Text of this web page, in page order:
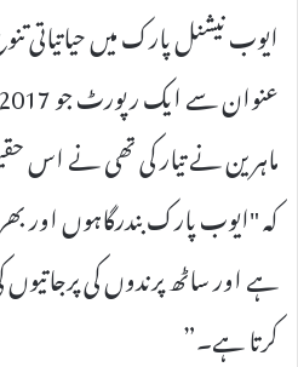
ایوب نیشنل پارک میں حیاتیاتی
ماہرین نے تیار کی تھی نے اس
کہ "ایوب پارک بندرگاہوں اور
ہے اور ساٹھ پرندوں کی
کرتا ہے۔”